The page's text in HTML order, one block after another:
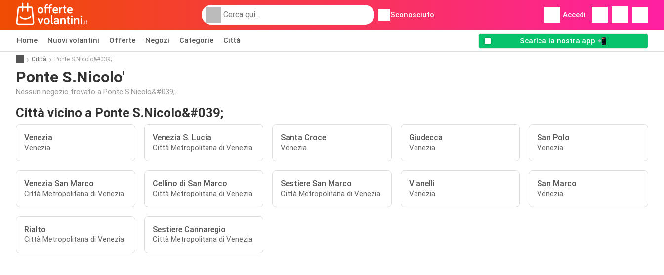
Sconosciuto Accedi
Home Nuovi volantini Offerte Negozi Categorie Città Scarica la nostra app 📲
Città Ponte S.Nicolo&#039;
Ponte S.Nicolo'
Nessun negozio trovato a Ponte S.Nicolo&#039;.
Città vicino a Ponte S.Nicolo&#039;
Venezia
Venezia
Venezia S. Lucia
Città Metropolitana di Venezia
Santa Croce
Venezia
Giudecca
Venezia
San Polo
Venezia
Venezia San Marco
Città Metropolitana di Venezia
Cellino di San Marco
Città Metropolitana di Venezia
Sestiere San Marco
Città Metropolitana di Venezia
Vianelli
Venezia
San Marco
Venezia
Rialto
Città Metropolitana di Venezia
Sestiere Cannaregio
Città Metropolitana di Venezia